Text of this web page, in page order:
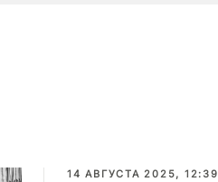
14 АВГУСТА 2025,